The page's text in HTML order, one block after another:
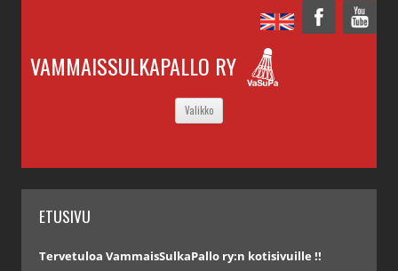
VAMMAISSULKAPALLO RY
Valikko
ETUSIVU
Tervetuloa VammaisSulkaPallo ry:n kotisivuille !!